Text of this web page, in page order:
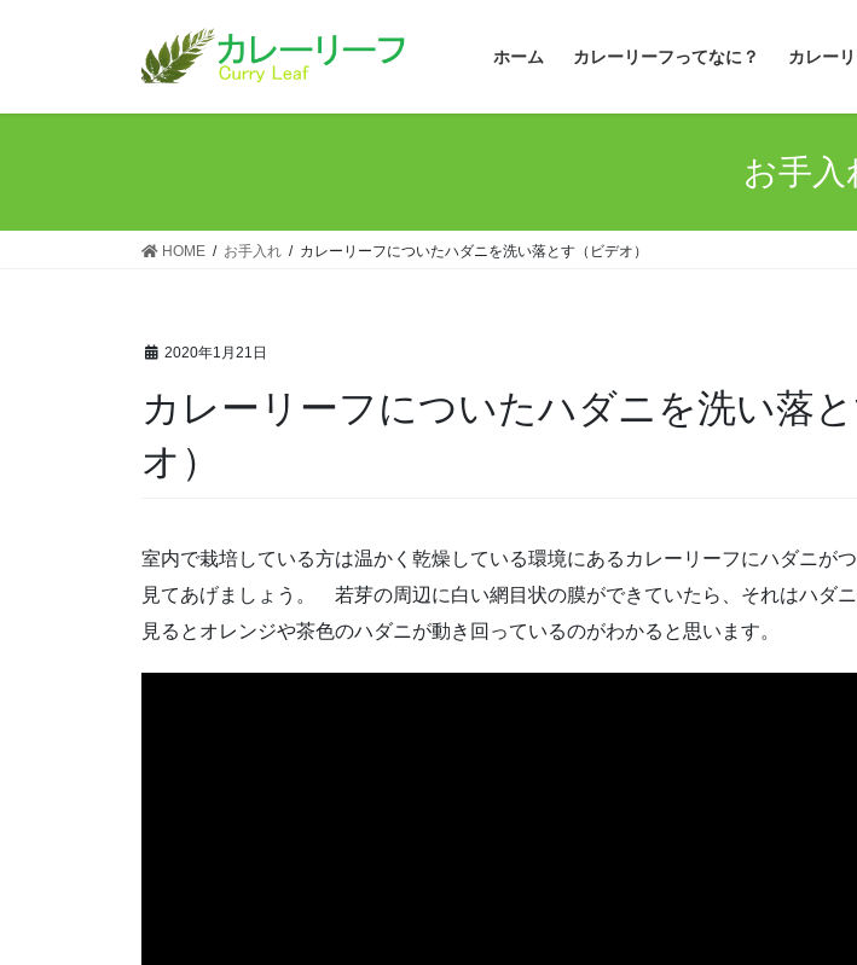
ホーム カレーリーフってなに？ カレー
お手入
HOME お手入れ カレーリーフについたハダニを洗い落とす（ビデオ）
2020年1月21日
カレーリーフについたハダニを洗い落
オ）
室内で栽培している方は温かく乾燥している環境にあるカレーリーフにハダニが
見てあげましょう。 若芽の周辺に白い網目状の膜ができていたら、それはハダ
見るとオレンジや茶色のハダニが動き回っているのがわかると思います。